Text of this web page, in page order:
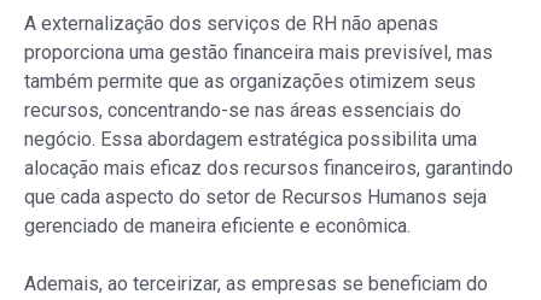
A externalização dos serviços de RH não apenas
proporciona uma gestão financeira mais previsível, mas
também permite que as organizações otimizem seus
recursos, concentrando-se nas áreas essenciais do
negócio. Essa abordagem estratégica possibilita uma
alocação mais eficaz dos recursos financeiros, garantindo
que cada aspecto do setor de Recursos Humanos seja
gerenciado de maneira eficiente e econômica.
Ademais, ao terceirizar, as empresas se beneficiam do